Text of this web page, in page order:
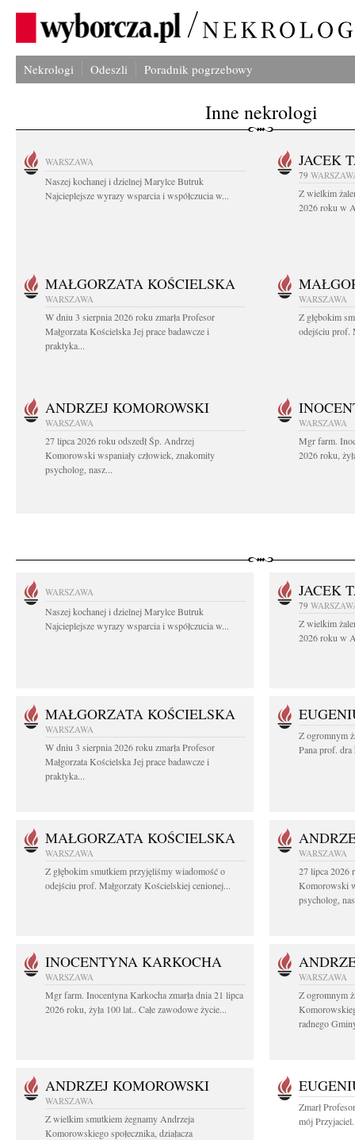
Nekrologi Odeszli Poradnik pogrzebowy
Inne nekrologi
WARSZAWA
Naszej kochanej i dzielnej Marylce Butruk
Najcieplejsze wyrazy wsparcia i współczucia w...
JACEK
79
Z wielkim
2026 roku w
MAŁGORZATA KOŚCIELSKA
WARSZAWA
W dniu 3 sierpnia 2026 roku zmarła Profesor
Małgorzata Kościelska Jej prace badawcze i
praktyka...
WARSZAWA
Z głębokim
odejściu prof.
ANDRZEJ KOMOROWSKI
WARSZAWA
27 lipca 2026 roku odszedł Śp. Andrzej
Komorowski wspaniały człowiek, znakomity
psycholog, nasz...
WARSZAWA
Mgr farm.
2026 roku,
WARSZAWA
Naszej kochanej i dzielnej Marylce Butruk
Najcieplejsze wyrazy wsparcia i współczucia w...
JACEK
79
Z wielkim
2026 roku w
MAŁGORZATA KOŚCIELSKA
WARSZAWA
W dniu 3 sierpnia 2026 roku zmarła Profesor
Małgorzata Kościelska Jej prace badawcze i
praktyka...
Z ogromnym
Pana prof. dra
MAŁGORZATA KOŚCIELSKA
WARSZAWA
Z głębokim smutkiem przyjęliśmy wiadomość o
odejściu prof. Małgorzaty Kościelskiej cenionej...
WARSZAWA
27 lipca 2026
Komorowski
psycholog,
INOCENTYNA KARKOCHA
WARSZAWA
Mgr farm. Inocentyna Karkocha zmarła dnia 21 lipca
2026 roku, żyła 100 lat.. Całe zawodowe życie...
WARSZAWA
Z ogromnym
radnego
ANDRZEJ KOMOROWSKI
WARSZAWA
Z wielkim smutkiem żegnamy Andrzeja
Komorowskiego społecznika, działacza
Zmarł
mój